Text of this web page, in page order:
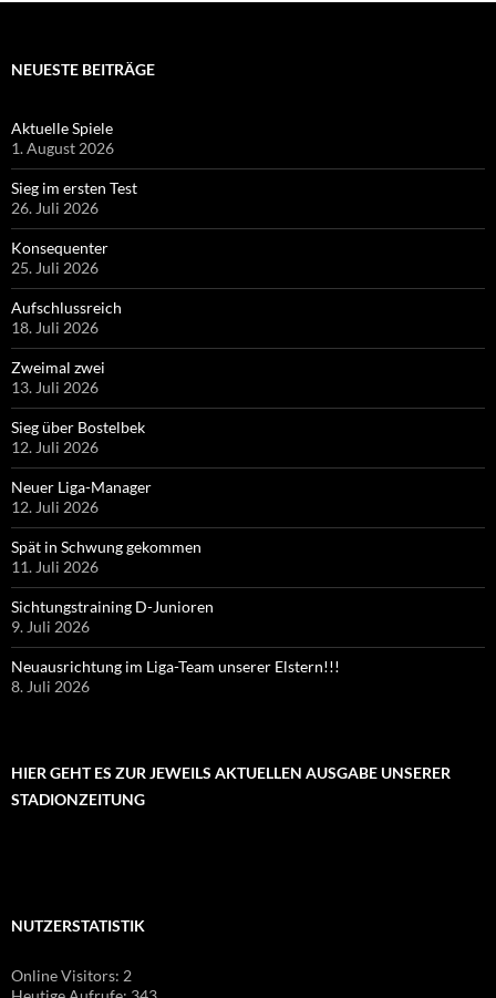
NEUESTE BEITRÄGE
Aktuelle Spiele
1. August 2026
Sieg im ersten Test
26. Juli 2026
Konsequenter
25. Juli 2026
Aufschlussreich
18. Juli 2026
Zweimal zwei
13. Juli 2026
Sieg über Bostelbek
12. Juli 2026
Neuer Liga-Manager
12. Juli 2026
Spät in Schwung gekommen
11. Juli 2026
Sichtungstraining D-Junioren
9. Juli 2026
Neuausrichtung im Liga-Team unserer Elstern!!!
8. Juli 2026
HIER GEHT ES ZUR JEWEILS AKTUELLEN AUSGABE UNSERER
STADIONZEITUNG
NUTZERSTATISTIK
Online Visitors: 2